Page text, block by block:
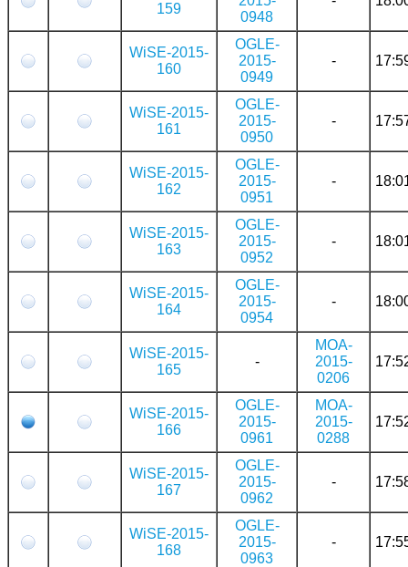
159
0948
WiSE-2015-
160
OGLE-
2015-
0949
-
WiSE-2015-
161
OGLE-
2015-
0950
-
WiSE-2015-
162
OGLE-
2015-
0951
-
WiSE-2015-
163
OGLE-
2015-
0952
-
WiSE-2015-
164
OGLE-
2015-
0954
-
WiSE-2015-
165
-
MOA-
2015-
0206
WiSE-2015-
166
OGLE-
2015-
0961
MOA-
2015-
0288
WiSE-2015-
167
OGLE-
2015-
0962
-
WiSE-2015-
168
OGLE-
2015-
0963
-